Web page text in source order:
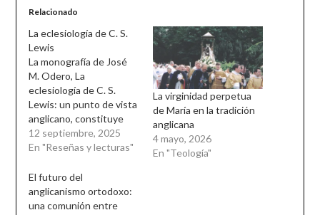
Relacionado
La eclesiología de C. S.
Lewis
La monografía de José
M. Odero, La
eclesiología de C. S.
Lewis: un punto de vista
anglicano, constituye
una delicada tentativa
de aproximación
tradiciones eclesiales
que, a pesar de su
fractura histórica,
12 septiembre, 2025
En "Reseñas y lecturas"
La virginidad perpetua
de María en la tradición
anglicana
4 mayo, 2026
En "Teología"
El futuro del
anglicanismo ortodoxo:
una comunión entre